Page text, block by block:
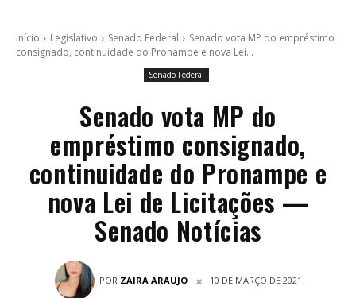
Início Legislativo Senado Federal
Senado vota MP do empréstimo
consignado, continuidade do Pronampe e nova Lei...
Senado Federal
Senado vota MP do
empréstimo consignado,
continuidade do Pronampe e
nova Lei de Licitações —
Senado Notícias
POR ZAIRA ARAUJO 10 DE MARÇO DE 2021